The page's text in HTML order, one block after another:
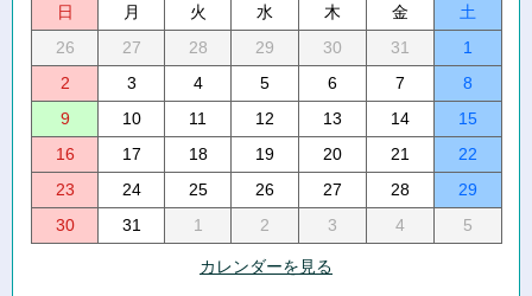
日 月 火 水 木 金
土
26
27 28 29 30 31
1
2
3 4 5 6 7
8
9
10 11 12 13 14
15
16
17 18 19 20 21
22
23
24 25 26 27 28
29
30
31 1 2 3 4 5
カレンダーを見る